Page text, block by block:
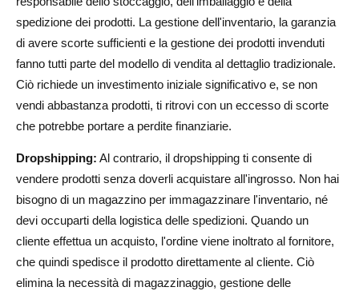
spedizione dei prodotti. La gestione dell'inventario, la garanzia
di avere scorte sufficienti e la gestione dei prodotti invenduti
fanno tutti parte del modello di vendita al dettaglio tradizionale.
Ciò richiede un investimento iniziale significativo e, se non
vendi abbastanza prodotti, ti ritrovi con un eccesso di scorte
che potrebbe portare a perdite finanziarie.
Dropshipping: Al contrario, il dropshipping ti consente di
vendere prodotti senza doverli acquistare all'ingrosso. Non hai
bisogno di un magazzino per immagazzinare l'inventario, né
devi occuparti della logistica delle spedizioni. Quando un
cliente effettua un acquisto, l'ordine viene inoltrato al fornitore,
che quindi spedisce il prodotto direttamente al cliente. Ciò
elimina la necessità di magazzinaggio, gestione delle